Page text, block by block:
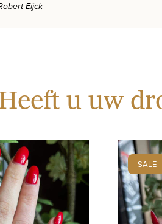
Eijck
u uw
SALE